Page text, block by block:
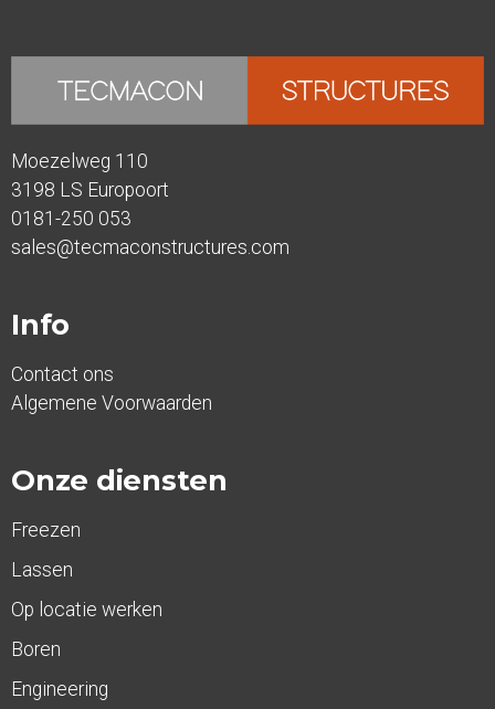
Moezelweg 110
3198 LS Europoort
0181-250 053
sales@tecmaconstructures.com
Info
Contact ons
Algemene Voorwaarden
Onze diensten
Freezen
Lassen
Op locatie werken
Boren
Engineering